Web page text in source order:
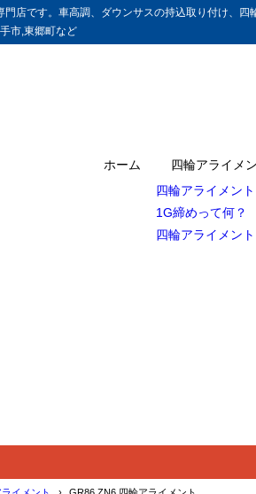
門店です。車高調、ダウンサスの持込取り付け、
市,東郷町など
ホーム
四輪アライメ
四輪アライメント
1G締めって何？
四輪アライメン